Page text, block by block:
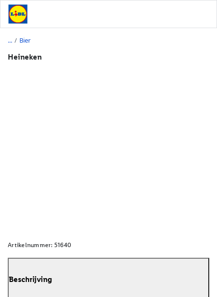
/ Bier
Heineken
Artikelnummer: 51640
Beschrijving